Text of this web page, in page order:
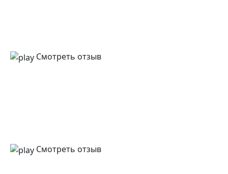
Смотреть отзыв
Смотреть отзыв